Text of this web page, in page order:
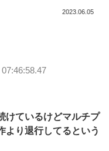
2023.06.05
けているけどマルチプ
より退行してるという